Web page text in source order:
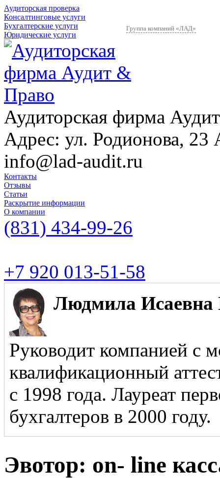
Аудиторская проверка
Консалтинговые услуги
Бухгалтерские услуги
Юридические услуги
Группа компаний «ЛАД»
Аудиторская фирма
Адрес: ул. Родионова, 23
info@lad-audit.ru
Контакты
Отзывы
Статьи
Раскрытие информации
О компании
(831) 434-99-26
+7 920 013-51-58
Людмила Исаевна
Руководит компанией с
квалификационный
с 1998 года. Лауреат
бухгалтеров в 2000 году.
Эвотор: on- linе